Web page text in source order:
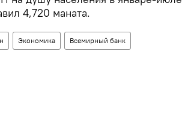
4,720 маната.
Экономика Всемирный банк